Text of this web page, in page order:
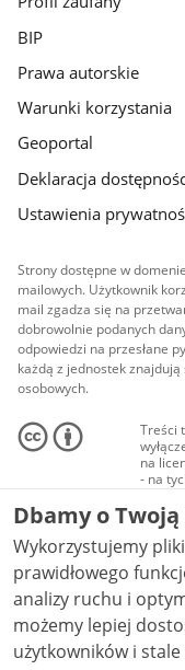
BIP
Prawa autorskie
Warunki korzystania
Geoportal
Deklaracja
Ustawienia
Strony dostępne w
mailowych. Użytkownik
mail zgadza się na
dobrowolnie podanych
odpowiedzi na przesłane
każdą z jednostek
osobowych.
Treści
na
- na
audio i
NC-
Dbamy o
Wykorzystujemy
prawidłowego
analizy ruchu i
możemy lepiej
użytkowników i stale